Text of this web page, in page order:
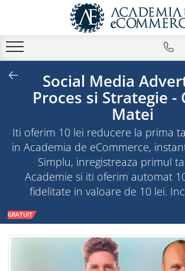
Social Media
Proces si Strategie -
Matei
Iti oferim 10 lei reducere la prima
in Academia de eCommerce,
Simplu, inregistreaza primul
Academie si iti oferim automat
fidelitate in valoare de 10 lei.
GRATUIT